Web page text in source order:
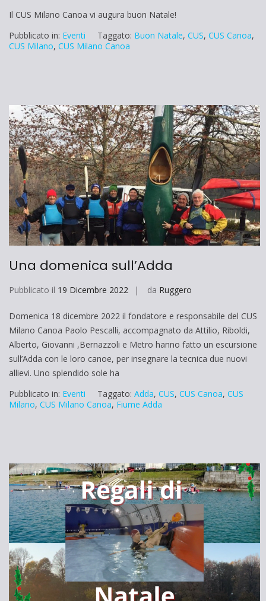
Il CUS Milano Canoa vi augura buon Natale!
Pubblicato in: Eventi Taggato: Buon Natale, CUS, CUS Canoa,
CUS Milano, CUS Milano Canoa
Una domenica sull’Adda
Pubblicato il 19 Dicembre 2022 da Ruggero
Domenica 18 dicembre 2022 il fondatore e responsabile del CUS
Milano Canoa Paolo Pescalli, accompagnato da Attilio, Riboldi,
Alberto, Giovanni ,Bernazzoli e Metro hanno fatto un escursione
sull’Adda con le loro canoe, per insegnare la tecnica due nuovi
allievi. Uno splendido sole ha
Pubblicato in: Eventi Taggato: Adda, CUS, CUS Canoa, CUS
Milano, CUS Milano Canoa, Fiume Adda